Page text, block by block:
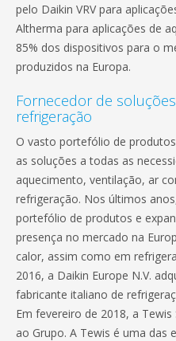
pelo Daikin VRV para
Altherma para aplicações de
85% dos dispositivos para o
produzidos na Europa.
Fornecedor de
refrigeração
O vasto portefólio de
as soluções a todas as
aquecimento, ventilação, ar
refrigeração. Nos últimos
portefólio de produtos e
presença no mercado na
calor, assim como em
2016, a Daikin Europe N.V.
fabricante italiano de
Em fevereiro de 2018, a
ao Grupo. A Tewis é uma das